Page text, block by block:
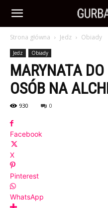
Strona główna Jedz Obiady
Jedz Obiady
MARYNATA
OSÓB NA
930 0
Facebook
X
Pinterest
WhatsApp